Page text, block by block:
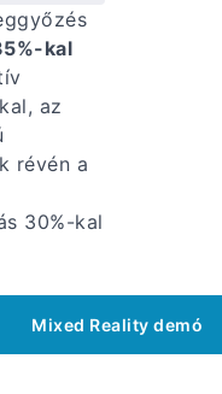
kal
az
révén a
30%-kal
Mixed Reality demó